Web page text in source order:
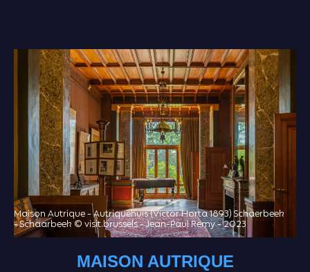
Maison Autrique - Autriquehuis (Victor Horta 1893) Schaerbeek
- Schaarbeek © visit.brussels - Jean-Paul Remy - 2023
MAISON AUTRIQUE